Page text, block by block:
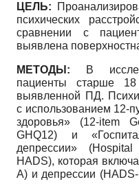
ЦЕЛЬ:
психических
сравнении с
выявлена
МЕТОДЫ: В
пациенты старше
выявленной ПД.
с использованием 12-
здоровья» (12-item
GHQ12) и
депрессии»
HADS), которая
A) и депрессии